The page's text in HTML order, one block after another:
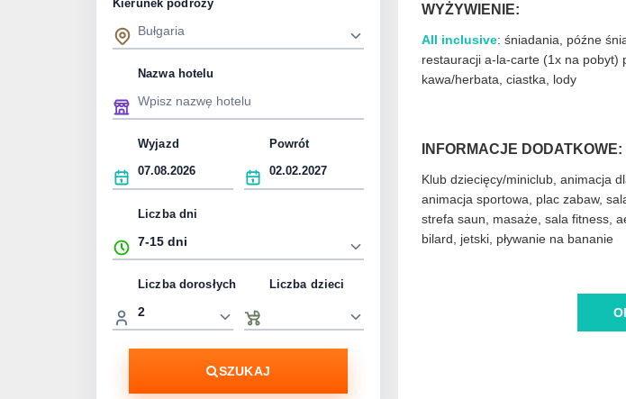
WYŻYWIENIE:
All inclusive: śniadania, późne
restauracji a-la-carte (1x na pobyt)
kawa/herbata, ciastka, lody
INFORMACJE DODATKOWE:
Klub dziecięcy/miniclub, animacja
animacja sportowa, plac zabaw,
strefa saun, masaże, sala fitness,
bilard, jetski, pływanie na bananie
Kierunek podróży
Nazwa hotelu
Wyjazd Powrót
Liczba dni
Liczba dorosłych Liczba dzieci
SZUKAJ